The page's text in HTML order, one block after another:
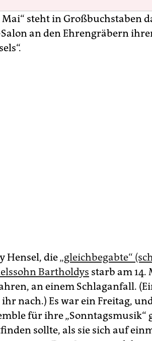
Mai“ steht in Großbuchstaben
an den Ehrengräbern
Hensel, die„gleichbegabte“
Bartholdys starb am 14.
an einem Schlaganfall.
nach.) Es war ein Freitag,
für ihre „Sonntagsmusik“
sollte, als sie sich auf